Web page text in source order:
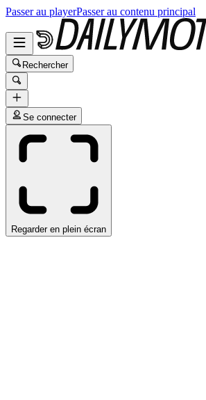
Passer au playerPasser au contenu principal
Rechercher
Se connecter
Regarder en plein écran